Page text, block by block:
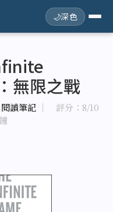
🌙深色
無限之戰
閱讀筆記 ｜ 評分：8/10